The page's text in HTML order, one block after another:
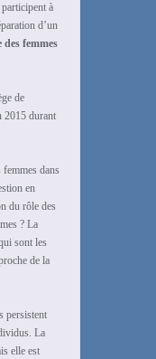
à
d’un
femmes
de
2015 durant
dans
en
du rôle des
? La
sont les
de la
persistent
La
elle est